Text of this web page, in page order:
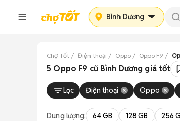
Bình Dương
Chợ Tốt Điện thoại Oppo Oppo F9
5 Oppo F9 cũ Bình Dương giá tốt
Lọc Điện thoại Oppo
Dung lượng: 64 GB 128 GB 256